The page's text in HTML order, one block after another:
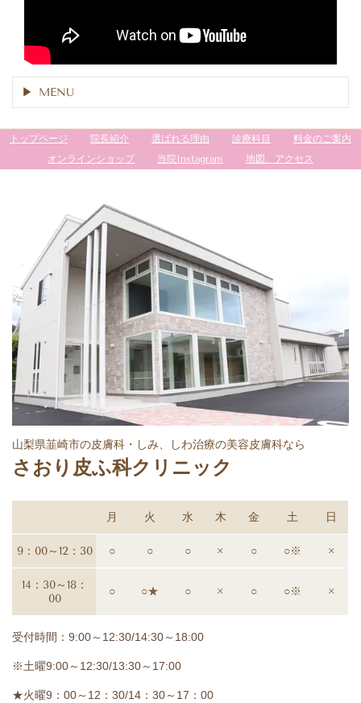
MENU
トップページ 院長紹介 選ばれる理由 診療科目
料金のご案内
オンラインショップ
当院Instagram 地図、アクセス
山梨県韮崎市の皮膚科・しみ、しわ治療の美容皮膚科なら
さおり皮ふ科クリニック
月 火 水 木 金 土 日
9：00～12：30 ○ ○ ○ × ○ ○※ ×
14：30～18：
00
○ ○★ ○ × ○ ○※ ×
受付時間：9:00～12:30/14:30～18:00
※土曜9:00～12:30/13:30～17:00
★火曜9：00～12：30/14：30～17：00